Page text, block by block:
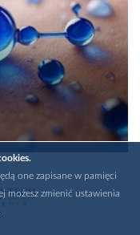
one zapisane w pamięci
możesz zmienić ustawienia